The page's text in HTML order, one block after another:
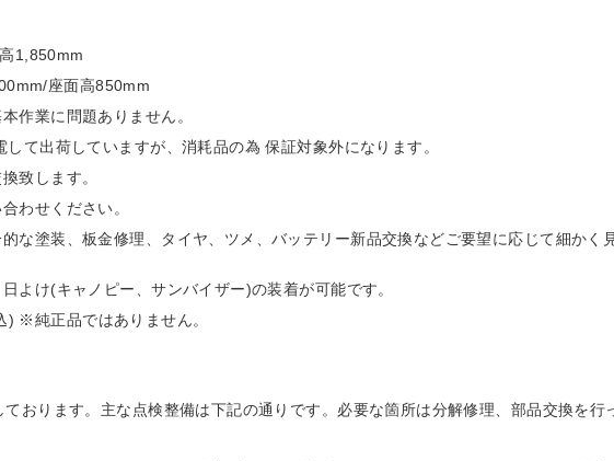
1,850mm
座面高850mm
作業に問題ありません。
て出荷していますが、消耗品の為 保証対象外になります。
致します。
わせください。
な塗装、板金修理、タイヤ、ツメ、バッテリー新品交換などご要望に応じて細かく
よけ(キャノピー、サンバイザー)の装着が可能です。
※純正品ではありません。
おります。主な点検整備は下記の通りです。必要な箇所は分解修理、部品交換を行